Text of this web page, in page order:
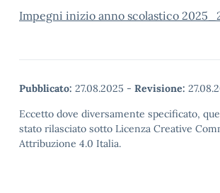
Impegni inizio anno scolastico
Pubblicato: 27.08.2025 - Revisione:
Eccetto dove diversamente specificato,
stato rilasciato sotto Licenza Creative
Attribuzione 4.0 Italia.